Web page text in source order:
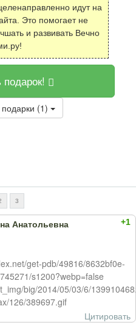
идут на
Это помогает не
и развивать Вечно
(1)
3
+1
Анатольевна
get-pdb/49816/8632bf0e-
s1200?webp=false
big/2014/05/03/6/
126/389697.gif
Цитировать